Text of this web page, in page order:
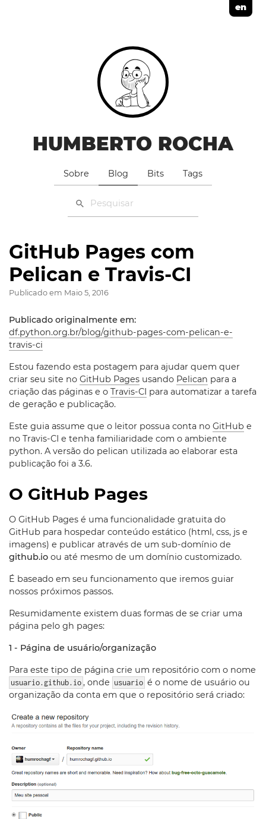
en
HUMBERTO ROCHA
Sobre Blog Bits Tags
GitHub Pages com
Pelican e Travis-CI
Publicado em Maio 5, 2016
Publicado originalmente em:
df.python.org.br/blog/github-pages-com-pelican-e-
travis-ci
Estou fazendo esta postagem para ajudar quem quer
criar seu site no GitHub Pages usando Pelican para a
criação das páginas e o Travis-CI para automatizar a tarefa
de geração e publicação.
Este guia assume que o leitor possua conta no GitHub e
no Travis-CI e tenha familiaridade com o ambiente
python. A versão do pelican utilizada ao elaborar esta
publicação foi a 3.6.
O GitHub Pages
O GitHub Pages é uma funcionalidade gratuita do
GitHub para hospedar conteúdo estático (html, css, js e
imagens) e publicar através de um sub-domínio de
github.io ou até mesmo de um domínio customizado.
É baseado em seu funcionamento que iremos guiar
nossos próximos passos.
Resumidamente existem duas formas de se criar uma
página pelo gh pages:
1 - Página de usuário/organização
Para este tipo de página crie um repositório com o nome
usuario.github.io , onde usuario é o nome de usuário ou
organização da conta em que o repositório será criado: